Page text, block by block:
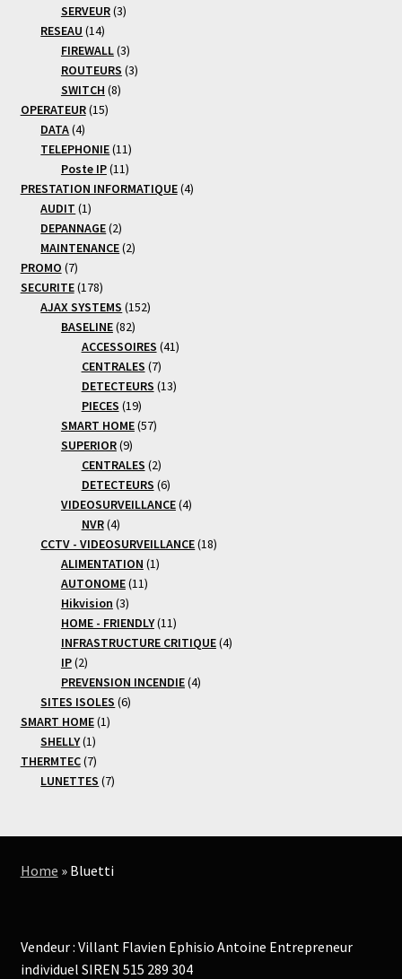
SERVEUR 33
RESEAU 1414
produits
FIREWALL 33
produits
ROUTEURS 33
SWITCH 88
OPERATEUR 1515
DATA 44
produits
TELEPHONIE 1111
produits
Poste IP 1111
produits
PRESTATION INFORMATIQUE 44
AUDIT 11
produit
DEPANNAGE 22
produits
MAINTENANCE 22
PROMO 77
produits
SECURITE 178178
produits
AJAX SYSTEMS 152152
BASELINE 8282
produits
ACCESSOIRES 4141
CENTRALES 77
produits
DETECTEURS 1313
PIECES 1919
produits
SMART HOME 5757
SUPERIOR 99
produits
CENTRALES 22
produits
DETECTEURS 66
produits
VIDEOSURVEILLANCE 44
NVR 44
produits
CCTV - VIDEOSURVEILLANCE 1818
ALIMENTATION 11
AUTONOME 1111
Hikvision 33
produits
HOME - FRIENDLY 1111
produits
INFRASTRUCTURE CRITIQUE 44
IP 22
produits
PREVENSION INCENDIE 44
SITES ISOLES 66
SMART HOME 11
SHELLY 11
produit
THERMTEC 77
produits
LUNETTES 77
Home »Bluetti
Vendeur : Villant Flavien Ephisio Antoine Entrepreneur
individuel SIREN 515 289 304